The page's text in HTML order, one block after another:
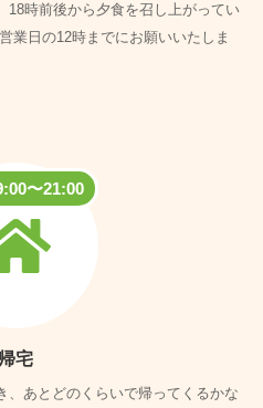
18時前後から夕食を召し上がってい
業日の12時までにお願いいたしま
〜21:00
帰宅
、あとどのくらいで帰ってくるかな